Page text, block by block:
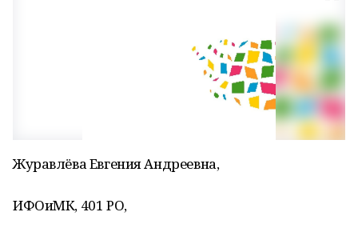
Журавлёва Евгения Андреевна,
ИФОиМК, 401 РО,